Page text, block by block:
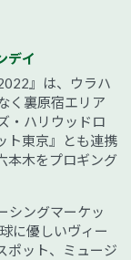
デイ
』は、ウラハ
く裏原宿エリア
・ハリウッドロ
ト東京』とも連携
本木をプロギング
シングマーケッ
に優しいヴィー
ポット、ミュージ